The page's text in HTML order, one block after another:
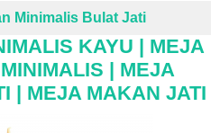
Minimalis Bulat Jati
KAYU | MEJA
| MEJA
| MEJA MAKAN JATI